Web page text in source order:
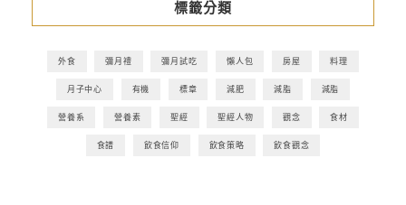
標籤分類
外食 彌月禮 彌月試吃 懶人包 房屋 料理
月子中心 有機 標章 減肥 減脂 減脂
營養系 營養素 聖經 聖經人物 觀念 食材
食譜 飲食信仰 飲食策略 飲食觀念